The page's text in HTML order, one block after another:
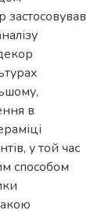
застосовував
в
у той час
способом